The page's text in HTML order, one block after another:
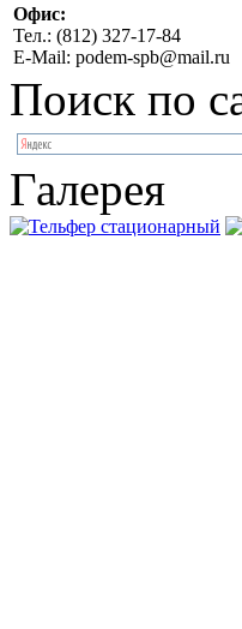
Офис:
Тел.: (812) 327-17-84
E-Mail: podem-spb@mail.ru
Поиск по
Галерея